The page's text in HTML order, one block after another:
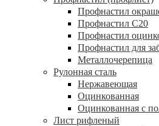
Профнастил
Профнастил С20
Профнастил
Профнастил для
Металлочерепица
Рулонная сталь
Нержавеющая
Оцинкованная
Оцинкованная с
Лист рифленый